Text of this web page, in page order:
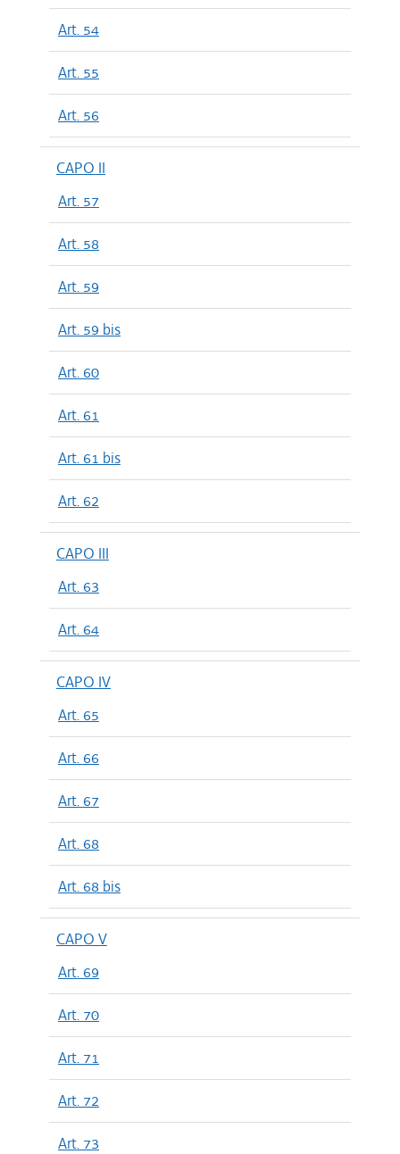
Art. 54
Art. 55
Art. 56
CAPO II
Art. 57
Art. 58
Art. 59
Art. 59 bis
Art. 60
Art. 61
Art. 61 bis
Art. 62
CAPO III
Art. 63
Art. 64
CAPO IV
Art. 65
Art. 66
Art. 67
Art. 68
Art. 68 bis
CAPO V
Art. 69
Art. 70
Art. 71
Art. 72
Art. 73